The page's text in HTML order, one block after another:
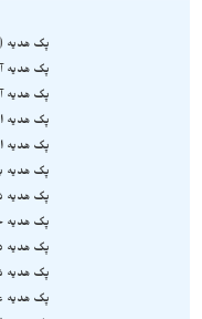
پک هدیه
پک هدیه
پک هدیه
پک هدیه
پک هدیه
پک هدیه
پک هدیه
پک هدیه
پک هدیه
پک هدیه
پک هدیه